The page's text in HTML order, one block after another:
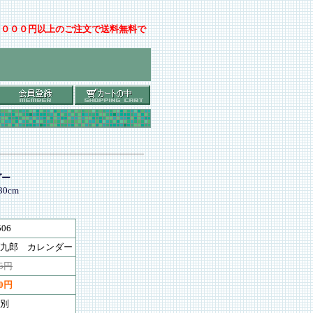
００円以上のご注文で送料無料で
郎 カレンダー
円
円